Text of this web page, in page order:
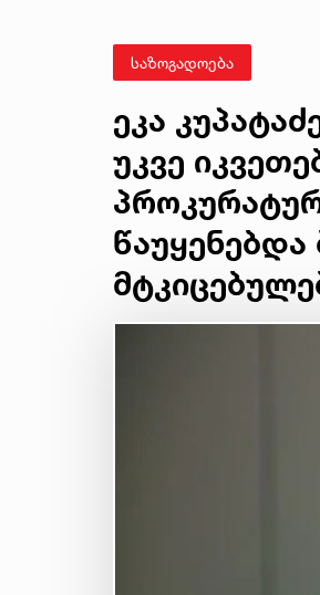
საზოგადოება
ეკა
უკვე